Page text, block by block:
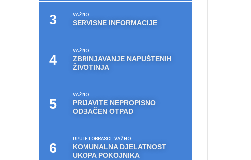
VAŽNO
SERVISNE INFORMACIJE
VAŽNO
ZBRINJAVANJE NAPUŠTENIH
ŽIVOTINJA
VAŽNO
PRIJAVITE NEPROPISNO
ODBAČEN OTPAD
UPUTE I OBRASCI VAŽNO
KOMUNALNA DJELATNOST
UKOPA POKOJNIKA